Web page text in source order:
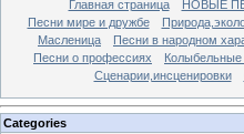
Главная страница НОВЫЕ
Песни мире и дружбе
Масленица
Песни в народном
Песни о профессиях
Колыбельные
Сценарии,инсценировки
Categories